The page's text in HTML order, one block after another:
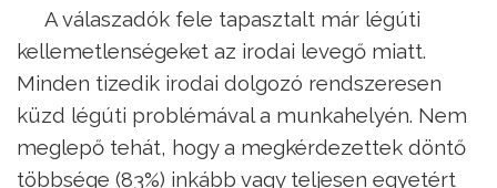
A válaszadók fele tapasztalt már légúti
kellemetlenségeket az irodai levegő miatt.
Minden tizedik irodai dolgozó rendszeresen
küzd légúti problémával a munkahelyén. Nem
meglepő tehát, hogy a megkérdezettek döntő
többsége (83%) inkább vagy teljesen egyetért